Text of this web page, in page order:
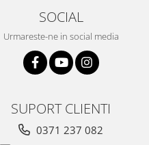
SOCIAL
Urmareste-ne in social media
SUPORT CLIENTI
0371 237 082